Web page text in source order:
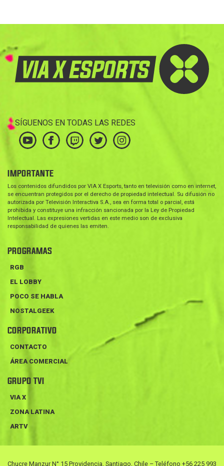
SÍGUENOS EN TODAS LAS REDES
IMPORTANTE
Los contenidos difundidos por VIA X Esports, tanto en televisión como en internet,
se encuentran protegidos por el derecho de propiedad intelectual. Su difusión no
autorizada por Televisión Interactiva S.A., sea en forma total o parcial, está
prohibida y constituye una infracción sancionada por la Ley de Propiedad
Intelectual. Las expresiones vertidas en este medio son de exclusiva
responsabilidad de quienes las emiten.
PROGRAMAS
RGB
EL LOBBY
POCO SE HABLA
NOSTALGEEK
CORPORATIVO
CONTACTO
ÁREA COMERCIAL
GRUPO TVI
VIA X
ZONA LATINA
ARTV
Chucre Manzur N° 15 Providencia, Santiago, Chile – Teléfono +56 225 993